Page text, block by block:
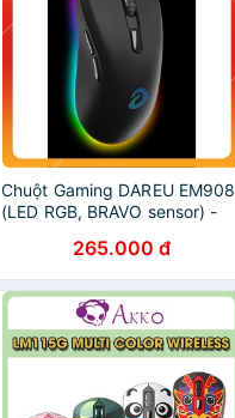
Chuột Gaming DAREU EM908
(LED RGB, BRAVO sensor) -
265.000 đ